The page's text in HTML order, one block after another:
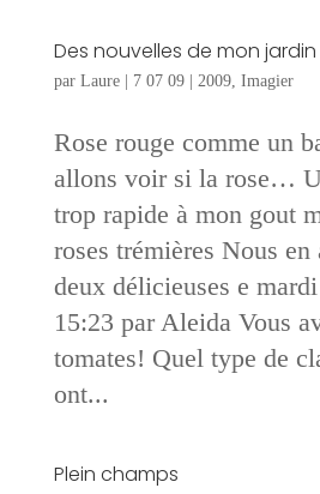
Des nouvelles de mon jardin
par Laure| 7 07 09| 2009, Imagier
Rose rouge comme un
allons voir si la rose…
trop rapide à mon gout
roses trémières Nous en
deux délicieuses e
15:23 par Aleida Vous
tomates! Quel type de
ont...
Plein champs